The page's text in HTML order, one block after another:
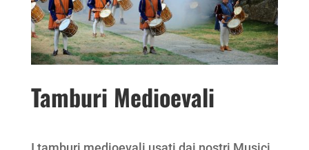
Tamburi Medioevali